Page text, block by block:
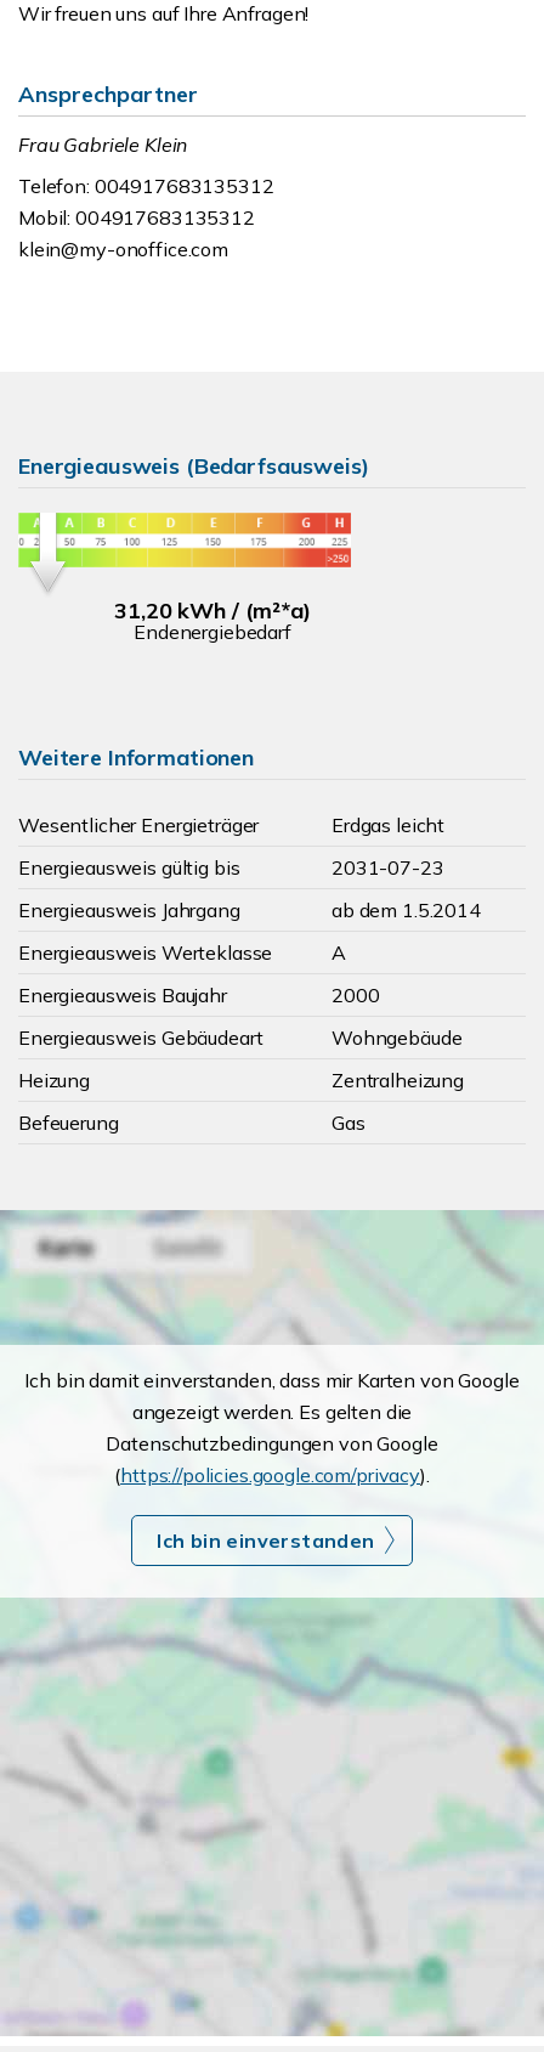
Wir freuen uns auf Ihre Anfragen!
Ansprechpartner
Frau Gabriele Klein
Telefon: 004917683135312
Mobil: 004917683135312
klein@my-onoffice.com
Energieausweis (Bedarfsausweis)
31,20 kWh / (m²*a)
Endenergiebedarf
Weitere Informationen
Wesentlicher Energieträger
Erdgas leicht
Energieausweis gültig bis
2031-07-23
Energieausweis Jahrgang
ab dem 1.5.2014
Energieausweis Werteklasse
A
Energieausweis Baujahr
2000
Energieausweis Gebäudeart
Wohngebäude
Heizung
Zentralheizung
Befeuerung
Gas
Ich bin damit einverstanden, dass mir Karten von Google
angezeigt werden. Es gelten die
Datenschutzbedingungen von Google
(https://policies.google.com/privacy).
Ich bin einverstanden